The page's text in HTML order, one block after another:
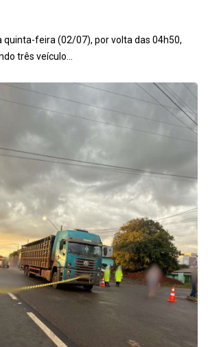
quinta-feira (02/07), por volta das 04h50,
três veículo...